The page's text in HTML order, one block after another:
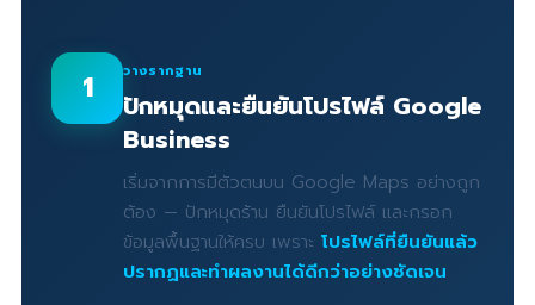
1 วางรากฐาน
ปักหมุดและยืนยันโปรไฟล์ Google
Business
เริ่มจากการมีตัวตนบน Google Maps อย่างถูก
ต้อง — ปักหมุดร้าน ยืนยันโปรไฟล์ และกรอก
ข้อมูลพื้นฐานให้ครบ เพราะ โปรไฟล์ที่ยืนยันแล้ว
ปรากฏและทำผลงานได้ดีกว่าอย่างชัดเจน